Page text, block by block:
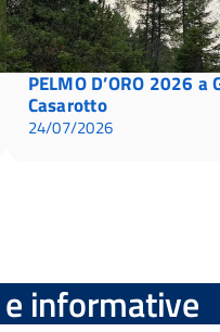
PELMO D’ORO 2026
Casarotto
24/07/2026
informative